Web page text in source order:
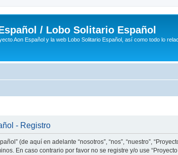
/ Lobo Solitario Español
Aon Español y la web Lobo Solitario Español, así como todo lo
- Registro
(de aquí en adelante “nosotros”, “nos”, “nuestro”,
En caso contrario por favor no se registre y/o use